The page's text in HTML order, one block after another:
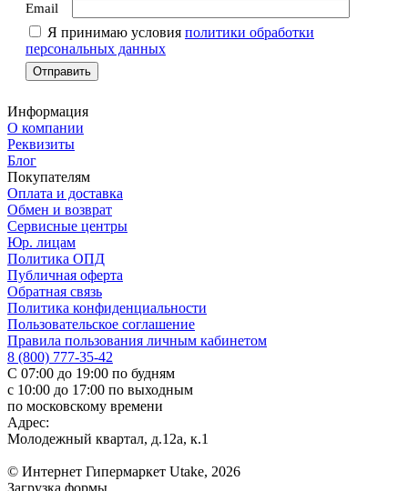
Email
Я принимаю условия политики обработки
персональных данных
Информация
О компании
Реквизиты
Блог
Покупателям
Оплата и доставка
Обмен и возврат
Сервисные центры
Юр. лицам
Политика ОПД
Публичная оферта
Обратная связь
Политика конфиденциальности
Пользовательское соглашение
Правила пользования личным кабинетом
8 (800) 777-35-42
С 07:00 до 19:00 по будням
с 10:00 до 17:00 по выходным
по московскому времени
Адрес:
Молодежный квартал, д.12а, к.1
© Интернет Гипермаркет Utake, 2026